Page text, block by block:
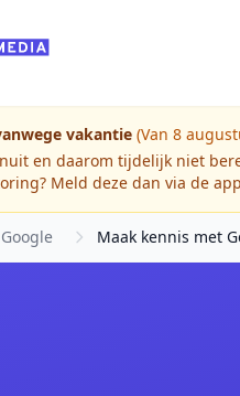
vakantie (Van 8
en daarom tijdelijk niet
Meld deze dan via de
Google Maak kennis met